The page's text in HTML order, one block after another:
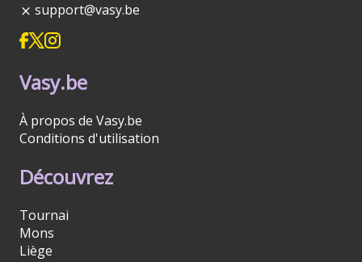
support@vasy.be
Vasy.be
À propos de Vasy.be
Conditions d'utilisation
Découvrez
Tournai
Mons
Liège